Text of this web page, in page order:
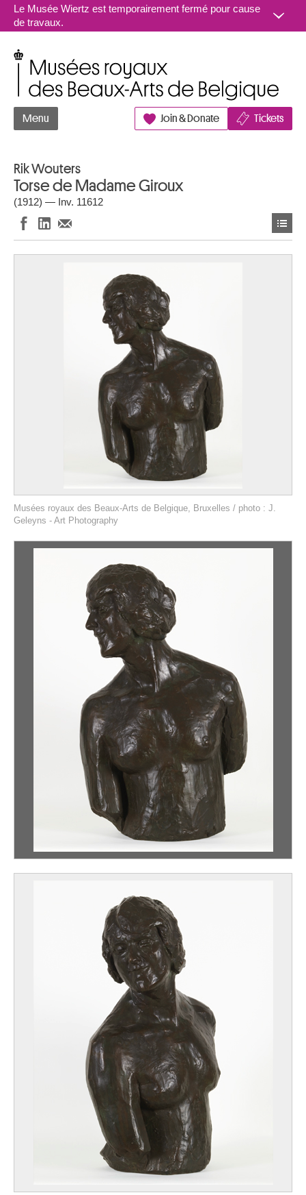
Aller au contenu
Le Musée Wiertz est temporairement fermé pour cause
de travaux.
Menu Join & Donate Tickets
Rik Wouters
Torse de Madame Giroux
(1912) — Inv. 11612
Musées royaux des Beaux-Arts de Belgique, Bruxelles / photo : J.
Geleyns - Art Photography